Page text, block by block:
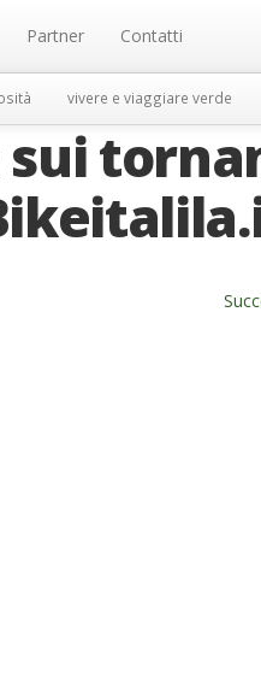
Partner Contatti
vivere e viaggiare verde
sui